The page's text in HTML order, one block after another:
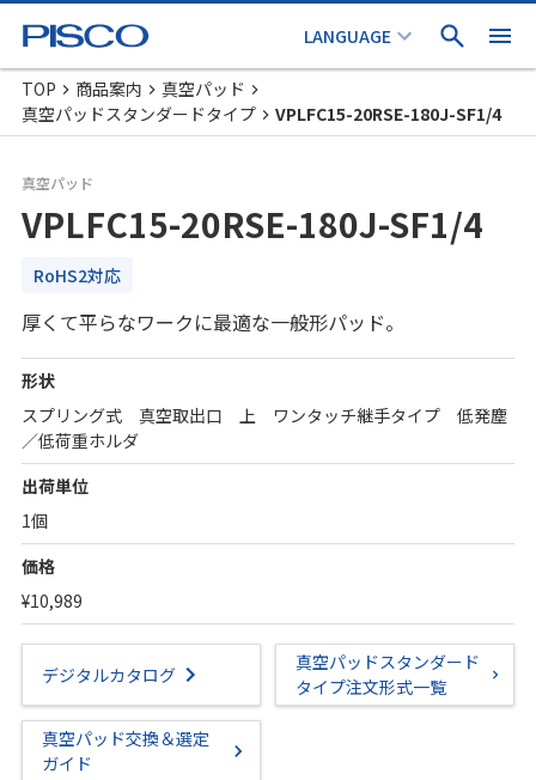
TOP 商品案内
真空パッド
真空パッドスタンダードタイプ
VPLFC15-20RSE-180J-SF1/4
真空パッド
VPLFC15-20RSE-180J-SF1/4
RoHS2対応
厚くて平らなワークに最適な一般形パッド。
形状
スプリング式 真空取出口 上 ワンタッチ継手タイプ 低発塵
／低荷重ホルダ
出荷単位
1個
価格
¥10,989
デジタルカタログ
真空パッドスタンダード
タイプ注文形式一覧
真空パッド交換＆選定
ガイド